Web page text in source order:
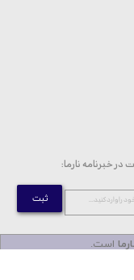
است.
در خبرنامه نارما
ثبت را وارد کنید